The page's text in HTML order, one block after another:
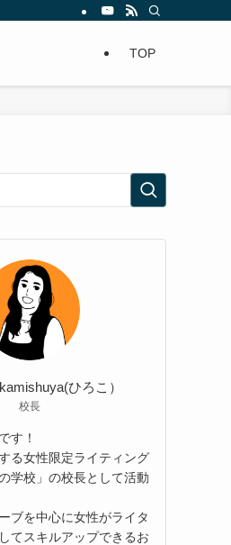
TOP
ひろこ）
校長
す！
る女性限定ライティング
学校」の校長として活動
ブを中心に女性がライタ
てスキルアップできるお